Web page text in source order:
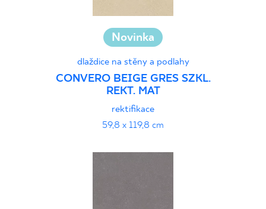
Novinka
dlaždice na stěny a podlahy
CONVERO BEIGE GRES SZKL.
REKT. MAT
rektifikace
59,8 x 119,8 cm